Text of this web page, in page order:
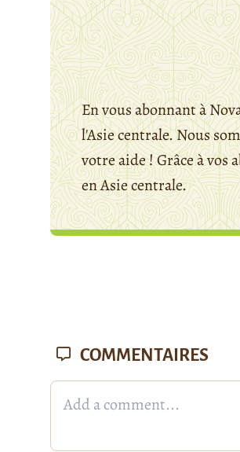
En vous abonnant à
l'Asie centrale. Nous
votre aide ! Grâce à
en Asie centrale.
COMMENTAIRES